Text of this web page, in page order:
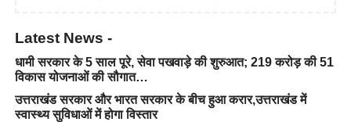
Latest News -
धामी सरकार के 5 साल पूरे, सेवा पखवाड़े की शुरुआत; 219 करोड़ की 51
विकास योजनाओं की सौगात…
उत्तराखंड सरकार और भारत सरकार के बीच हुआ करार,उत्तराखंड में
स्वास्थ्य सुविधाओं में होगा विस्तार